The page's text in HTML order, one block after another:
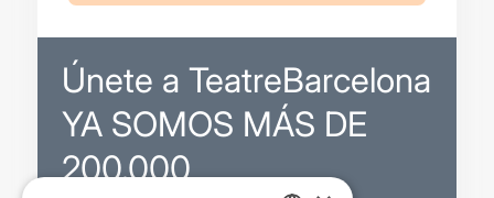
Únete a TeatreBarcelona
YA SOMOS MÁS DE
200.000